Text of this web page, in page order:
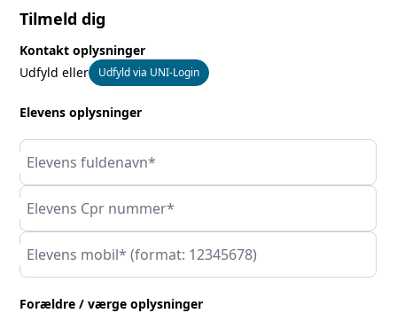
Tilmeld dig
Kontakt oplysninger
Udfyld eller
Udfyld via UNI-Login
Elevens oplysninger
Elevens fuldenavn*
Elevens Cpr nummer*
Elevens mobil* (format: 12345678)
Forældre / værge oplysninger